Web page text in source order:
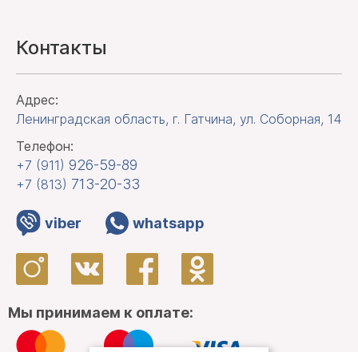
Контакты
Адрес:
Ленинградская область, г. Гатчина, ул. Соборная, 14
Телефон:
+7 (911) 926-59-89
+7 (813) 713-20-33
viber whatsapp
Мы принимаем к оплате: